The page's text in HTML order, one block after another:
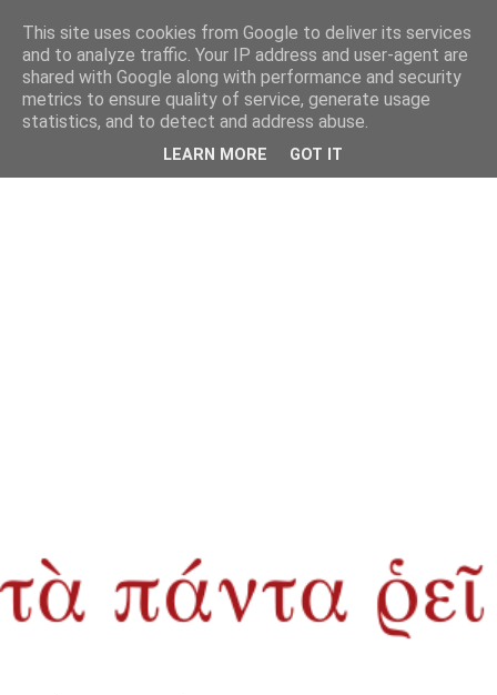
This site uses cookies from Google to deliver its services
and to analyze traffic. Your IP address and user-agent are
shared with Google along with performance and security
metrics to ensure quality of service, generate usage
statistics, and to detect and address abuse.
LEARN MORE GOT IT